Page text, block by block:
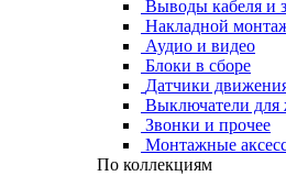
Выводы кабеля и
Накладной
Аудио и видео
Блоки в сборе
Датчики
Выключатели для
Звонки и прочее
Монтажные
По коллекциям